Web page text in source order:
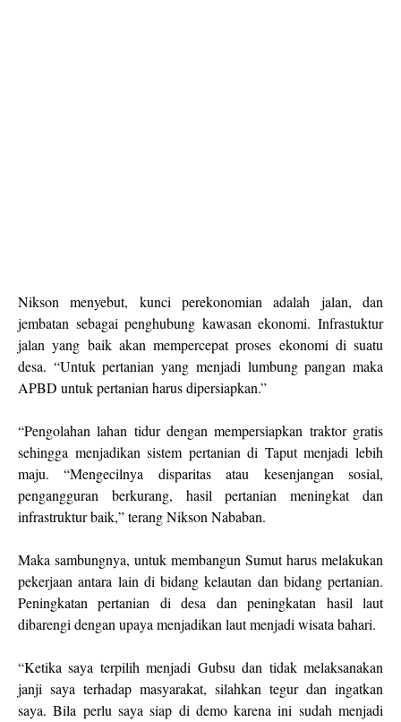
Nikson menyebut, kunci perekonomian adalah jalan, dan
jembatan sebagai penghubung kawasan ekonomi. Infrastuktur
jalan yang baik akan mempercepat proses ekonomi di suatu
desa. “Untuk pertanian yang menjadi lumbung pangan maka
APBD untuk pertanian harus dipersiapkan.”
“Pengolahan lahan tidur dengan mempersiapkan traktor gratis
sehingga menjadikan sistem pertanian di Taput menjadi lebih
maju. “Mengecilnya disparitas atau kesenjangan sosial,
pengangguran berkurang, hasil pertanian meningkat dan
infrastruktur baik,” terang Nikson Nababan.
Maka sambungnya, untuk membangun Sumut harus melakukan
pekerjaan antara lain di bidang kelautan dan bidang pertanian.
Peningkatan pertanian di desa dan peningkatan hasil laut
dibarengi dengan upaya menjadikan laut menjadi wisata bahari.
“Ketika saya terpilih menjadi Gubsu dan tidak melaksanakan
janji saya terhadap masyarakat, silahkan tegur dan ingatkan
saya. Bila perlu saya siap di demo karena ini sudah menjadi